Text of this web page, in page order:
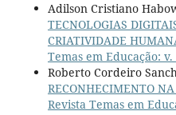
Adilson Cristiano
TECNOLOGIAS
CRIATIVIDADE
Temas em Educação:
Roberto Cordeiro
RECONHECIMENTO
Revista Temas em